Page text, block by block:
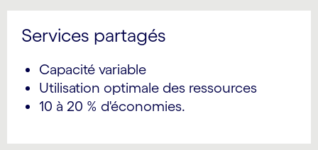
Services partagés
Capacité variable
Utilisation optimale des ressources
10 à 20 % d'économies.